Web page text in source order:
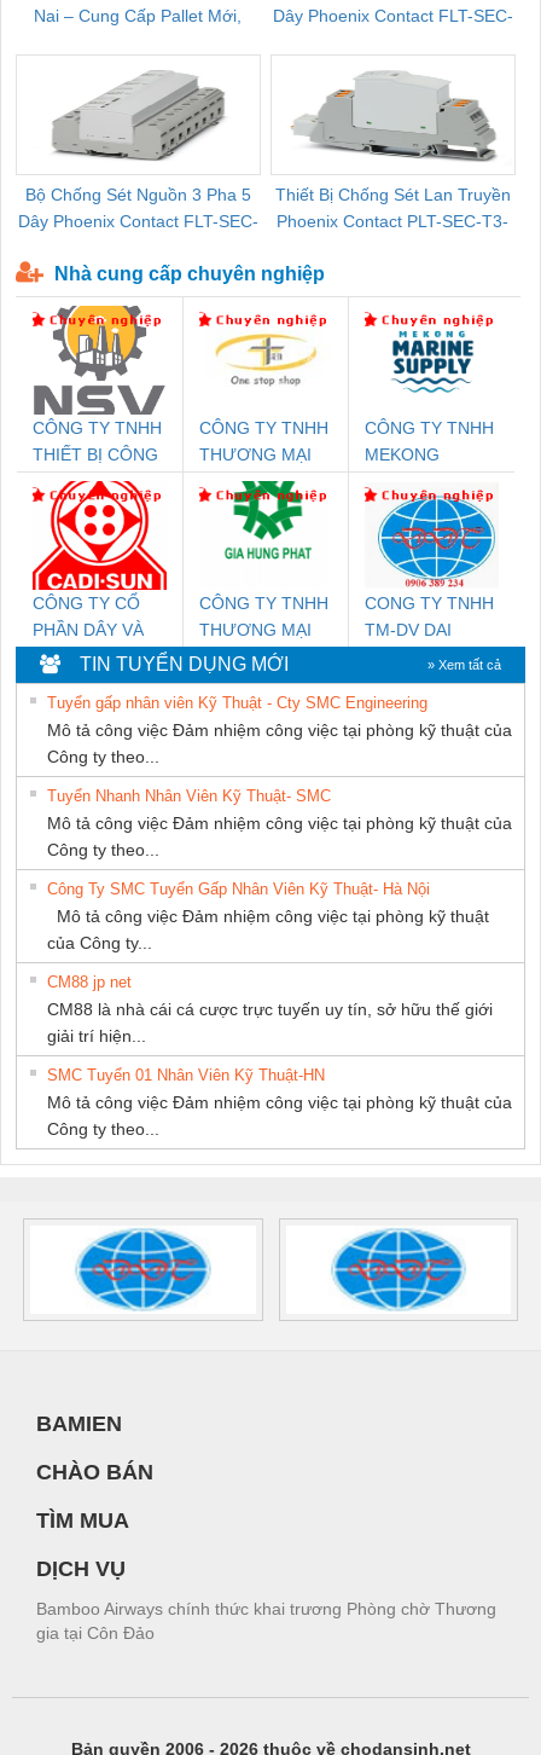
Nai – Cung Cấp Pallet Mới,
Dây Phoenix Contact FLT-SEC-
Bộ Chống Sét Nguồn 3 Pha 5
Dây Phoenix Contact FLT-SEC-
Thiết Bị Chống Sét Lan Truyền
Phoenix Contact PLT-SEC-T3-
Nhà cung cấp chuyên nghiệp
CÔNG TY TNHH
THIẾT BỊ CÔNG
NGHIỆP NIHON
SETSUBI VIỆT
NAM
CÔNG TY TNHH
THƯƠNG MẠI
THIÊN ÂN VIỆT
NAM
CÔNG TY TNHH
MEKONG
SUPPLY
CÔNG TY CỔ
PHẦN DÂY VÀ
CÁP ĐIỆN
THƯỢNG ĐÌNH
CÔNG TY TNHH
THƯƠNG MẠI
DỊCH VỤ KỸ
THUẬT ĐIỆN CƠ
GIA HƯNG
PHÁT
CONG TY TNHH
TM-DV DAI
DONG THANH
TIN TUYỂN DỤNG MỚI » Xem tất cả
Tuyển gấp nhân viên Kỹ Thuật - Cty SMC Engineering
Mô tả công việc Đảm nhiệm công việc tại phòng kỹ thuật của
Công ty theo...
Tuyển Nhanh Nhân Viên Kỹ Thuật- SMC
Mô tả công việc Đảm nhiệm công việc tại phòng kỹ thuật của
Công ty theo...
Công Ty SMC Tuyển Gấp Nhân Viên Kỹ Thuật- Hà Nội
Mô tả công việc Đảm nhiệm công việc tại phòng kỹ thuật
của Công ty...
CM88 jp net
CM88 là nhà cái cá cược trực tuyến uy tín, sở hữu thế giới
giải trí hiện...
SMC Tuyển 01 Nhân Viên Kỹ Thuật-HN
Mô tả công việc Đảm nhiệm công việc tại phòng kỹ thuật của
Công ty theo...
BAMIEN
CHÀO BÁN
TÌM MUA
DỊCH VỤ
Bamboo Airways chính thức khai trương Phòng chờ Thương
gia tại Côn Đảo
Bản quyền 2006 - 2026 thuộc về chodansinh.net